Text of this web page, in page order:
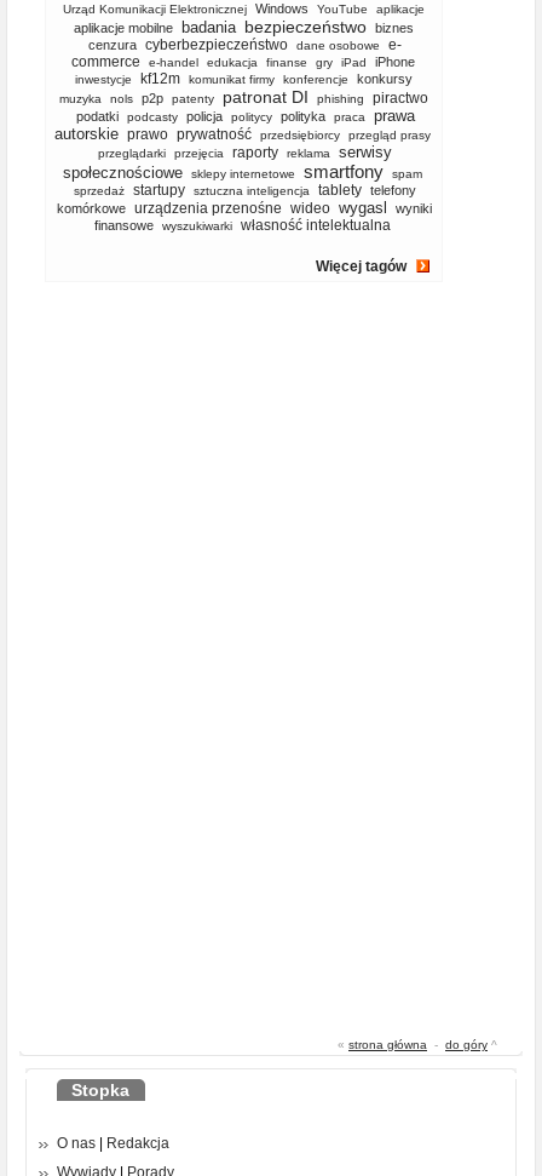
Urząd Komunikacji Elektronicznej Windows YouTube aplikacje
aplikacje mobilne badania bezpieczeństwo biznes
cenzura cyberbezpieczeństwo dane osobowe
e-
commerce
e-handel edukacja finanse gry iPad iPhone
inwestycje kf12m komunikat firmy konferencje konkursy
muzyka nols p2p patenty patronat DI phishing piractwo
podatki podcasty policja politycy polityka praca
prawa
autorskie prawo prywatność przedsiębiorcy
przegląd prasy
przeglądarki
przejęcia raporty reklama
serwisy
społecznościowe
sklepy internetowe smartfony
spam
sprzedaż
startupy sztuczna inteligencja tablety telefony
komórkowe
urządzenia przenośne wideo wygasl
wyniki
finansowe
wyszukiwarki własność intelektualna
Więcej tagów
« strona główna - do góry ^
Stopka
O nas
Redakcja
Wywiady
Porady